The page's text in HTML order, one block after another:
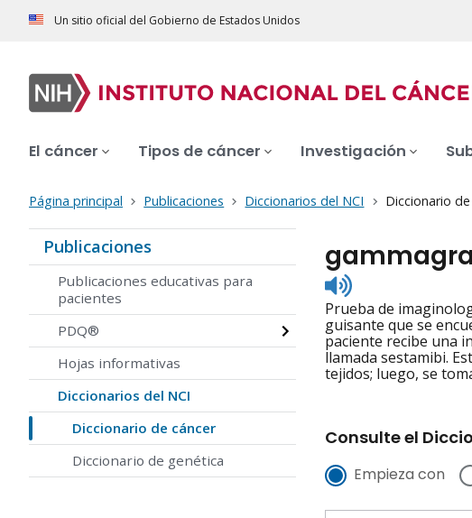
Un sitio oficial del Gobierno de Estados Unidos
El cáncer Tipos de cáncer Investigación
Página principal Publicaciones Diccionarios del NCI Diccionario
Publicaciones
Publicaciones educativas para
pacientes
PDQ®
Hojas informativas
Diccionarios del NCI
Diccionario de cáncer
Diccionario de genética
Listen
to
pronunciation
Prueba de
guisante que se
paciente recibe una
llamada sestamibi.
tejidos; luego, se
Consulte el
Empieza con